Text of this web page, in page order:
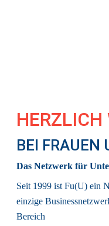
BEI FRAUEN
Das Netzwerk für
Seit 1999 ist Fu(U) ein
einzige
Bereich